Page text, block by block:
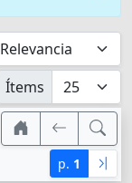
Ítems
p. 1